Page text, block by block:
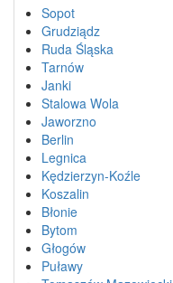
Sopot
Grudziądz
Ruda Śląska
Tarnów
Janki
Stalowa Wola
Jaworzno
Berlin
Legnica
Kędzierzyn-Koźle
Koszalin
Błonie
Bytom
Głogów
Puławy